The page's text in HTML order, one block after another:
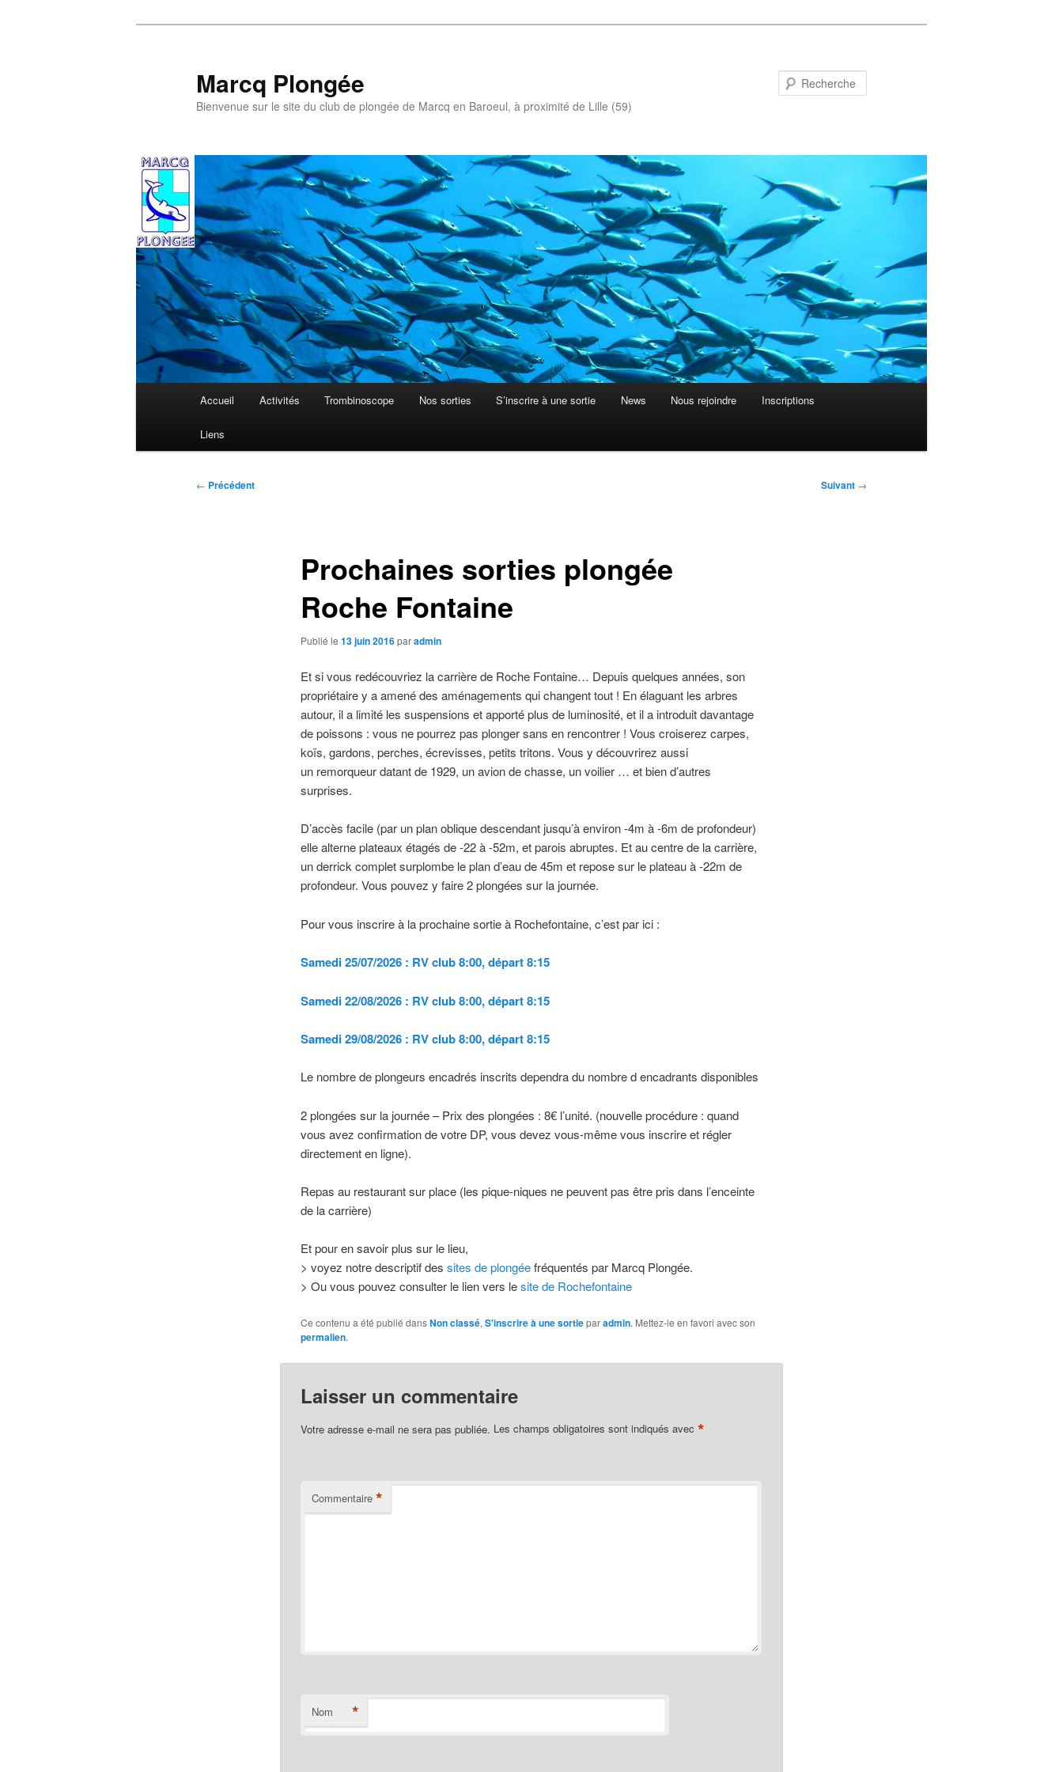
Marcq Plongée
Bienvenue sur le site du club de plongée de Marcq en Baroeul, à proximité de Lille (59)
Accueil Activités Trombinoscope Nos sorties S’inscrire à une sortie News Nous rejoindre Inscriptions
Liens
Navigation
← Précédent Suivant →
Prochaines sorties plongée
Roche Fontaine
Publié le 13 juin 2016paradmin
Et si vous redécouvriez la carrière de Roche Fontaine… Depuis quelques années, son
propriétaire y a amené des aménagements qui changent tout ! En élaguant les arbres
autour, il a limité les suspensions et apporté plus de luminosité, et il a introduit davantage
de poissons : vous ne pourrez pas plonger sans en rencontrer ! Vous croiserez carpes,
koïs, gardons, perches, écrevisses, petits tritons. Vous y découvrirez aussi
unremorqueur datant de 1929, un avion de chasse, un voilier … et bien d’autres
surprises.
D’accès facile (par un plan oblique descendant jusqu’à environ -4m à -6m de profondeur)
elle alterne plateaux étagés de -22 à -52m, et parois abruptes. Et aucentre de la carrière,
un derrick complet surplombe le plan d’eau de 45m et repose sur le plateau à -22m de
profondeur. Vous pouvez y faire 2 plongées sur la journée.
Pour vous inscrire à la prochaine sortie à Rochefontaine, c’est par ici :
Samedi 25/07/2026 : RV club 8:00, départ 8:15
Samedi 22/08/2026 : RV club 8:00, départ 8:15
Samedi 29/08/2026 : RV club 8:00, départ 8:15
Le nombre de plongeurs encadrés inscrits dependra du nombre d encadrants disponibles
2 plongées sur la journée – Prix des plongées : 8€ l’unité. (nouvelle procédure : quand
vous avez confirmation de votre DP, vous devez vous-même vous inscrire et régler
directement en ligne).
Repas au restaurant sur place (les pique-niques ne peuvent pas être pris dans l’enceinte
de la carrière)
Et pour en savoir plus sur le lieu,
> voyez notre descriptif des sites de plongéefréquentés par Marcq Plongée.
> Ou vous pouvez consulter le lien vers lesite de Rochefontaine
Ce contenu a été publié dansNon classé, S'inscrire à une sortieparadmin. Mettez-le en favori avec son
permalien.
Laisser un commentaire
Votre adresse e-mail ne sera pas publiée. Les champs obligatoires sont indiqués avec *
Commentaire *
Nom *